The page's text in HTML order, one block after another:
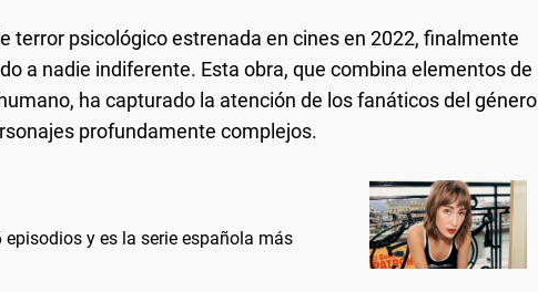
terror psicológico estrenada en cines en 2022, finalmente
a nadie indiferente. Esta obra, que combina elementos de
ha capturado la atención de los fanáticos del género
profundamente complejos.
episodios y es la serie española más